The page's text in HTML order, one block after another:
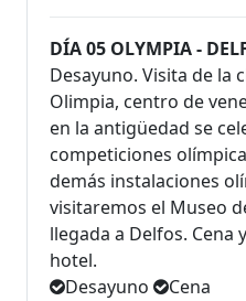
DÍA 05 OLYMPIA -
Desayuno. Visita de la
Olimpia, centro de
en la antigüedad se
competiciones
demás instalaciones
visitaremos el Museo
llegada a Delfos. Cena
hotel.
Desayuno
Cena